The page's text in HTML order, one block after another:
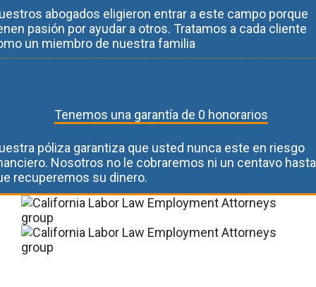
abogados eligieron entrar a este campo porque
pasión por ayudar a otros. Tratamos a cada cliente
un miembro de nuestra familia
Tenemos una garantía de 0 honorarios
póliza garantiza que usted nunca este en riesgo
Nosotros no le cobraremos ni un centavo hasta
recuperemos su dinero.